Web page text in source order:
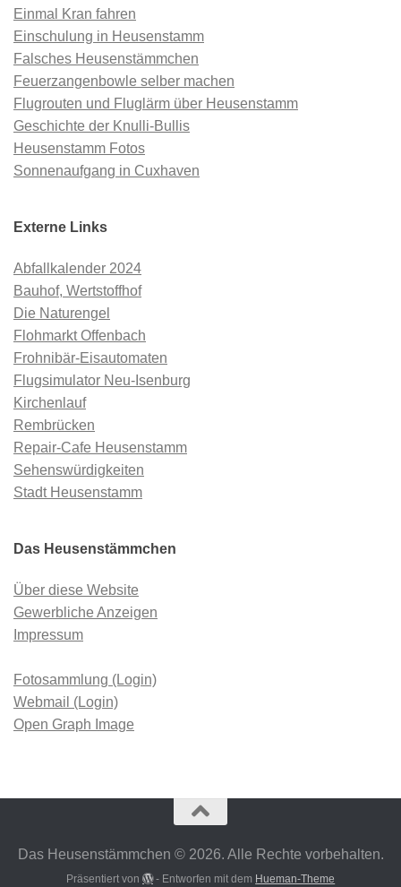
Einmal Kran fahren
Einschulung in Heusenstamm
Falsches Heusenstämmchen
Feuerzangenbowle selber machen
Flugrouten und Fluglärm über Heusenstamm
Geschichte der Knulli-Bullis
Heusenstamm Fotos
Sonnenaufgang in Cuxhaven
Externe Links
Abfallkalender 2024
Bauhof, Wertstoffhof
Die Naturengel
Flohmarkt Offenbach
Frohnibär-Eisautomaten
Flugsimulator Neu-Isenburg
Kirchenlauf
Rembrücken
Repair-Cafe Heusenstamm
Sehenswürdigkeiten
Stadt Heusenstamm
Das Heusenstämmchen
Über diese Website
Gewerbliche Anzeigen
Impressum
Fotosammlung (Login)
Webmail (Login)
Open Graph Image
Das Heusenstämmchen © 2026. Alle Rechte vorbehalten.
Präsentiert von - Entworfen mit dem Hueman-Theme